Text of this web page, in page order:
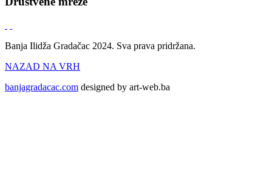
Banja Ilidža Gradačac 2024. Sva prava pridržana.
NAZAD NA VRH
banjagradacac.com designed by art-web.ba